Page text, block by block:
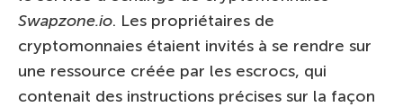
Swapzone.io. Les propriétaires de
cryptomonnaies étaient invités à se rendre sur
une ressource créée par les escrocs, qui
contenait des instructions précises sur la façon